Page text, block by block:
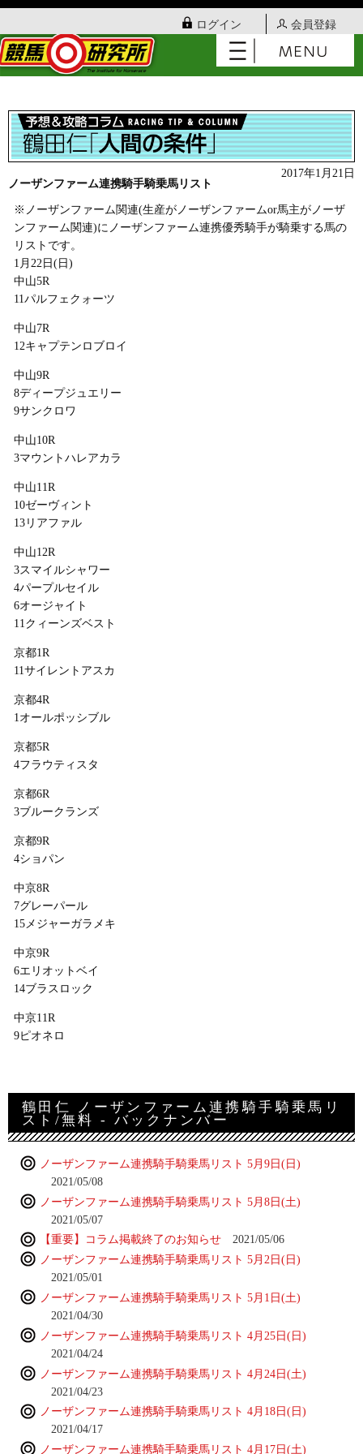
ログイン 会員登録
2017年1月21日
ノーザンファーム連携騎手騎乗馬リスト
※ノーザンファーム関連(生産がノーザンファームor馬主がノーザ
ンファーム関連)にノーザンファーム連携優秀騎手が騎乗する馬の
リストです。
1月22日(日)
中山5R
11パルフェクォーツ
中山7R
12キャプテンロブロイ
中山9R
8ディープジュエリー
9サンクロワ
中山10R
3マウントハレアカラ
中山11R
10ゼーヴィント
13リアファル
中山12R
3スマイルシャワー
4パープルセイル
6オージャイト
11クィーンズベスト
京都1R
11サイレントアスカ
京都4R
1オールポッシブル
京都5R
4フラウティスタ
京都6R
3ブルークランズ
京都9R
4ショパン
中京8R
7グレーパール
15メジャーガラメキ
中京9R
6エリオットベイ
14ブラスロック
中京11R
9ピオネロ
鶴田仁 ノーザンファーム連携騎手騎乗馬リ
スト/無料 - バックナンバー
ノーザンファーム連携騎手騎乗馬リスト 5月9日(日)
2021/05/08
ノーザンファーム連携騎手騎乗馬リスト 5月8日(土)
2021/05/07
【重要】コラム掲載終了のお知らせ
2021/05/06
ノーザンファーム連携騎手騎乗馬リスト 5月2日(日)
2021/05/01
ノーザンファーム連携騎手騎乗馬リスト 5月1日(土)
2021/04/30
ノーザンファーム連携騎手騎乗馬リスト 4月25日(日)
2021/04/24
ノーザンファーム連携騎手騎乗馬リスト 4月24日(土)
2021/04/23
ノーザンファーム連携騎手騎乗馬リスト 4月18日(日)
2021/04/17
ノーザンファーム連携騎手騎乗馬リスト 4月17日(土)